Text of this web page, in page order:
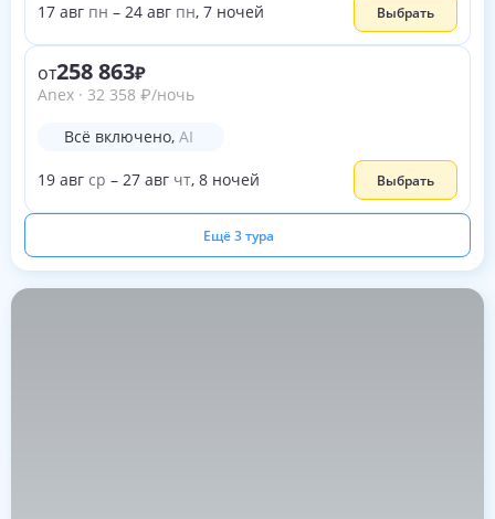
17 авг пн – 24 авг пн, 7 ночей Выбрать
от258 863
Anex · 32 358 ₽/ночь
Всё включено, AI
19 авг ср – 27 авг чт, 8 ночей Выбрать
Ещё 3 тура